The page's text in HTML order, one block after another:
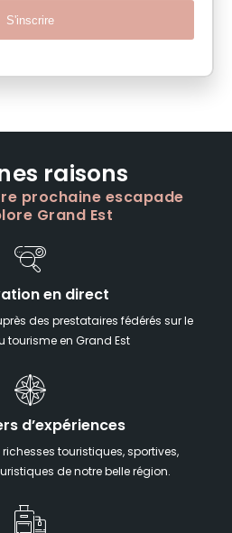
S'inscrire
raisons
prochaine escapade
Grand Est
en direct
des prestataires fédérés sur le
tourisme en Grand Est
d’expériences
touristiques, sportives,
de notre belle région.